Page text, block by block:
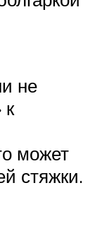
не
к
может
стяжки.